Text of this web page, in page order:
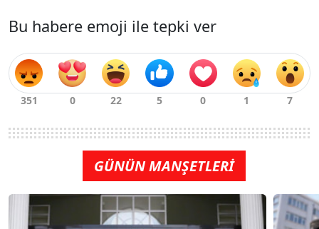
Bu habere emoji ile tepki ver
GÜNÜN MANŞETLERİ